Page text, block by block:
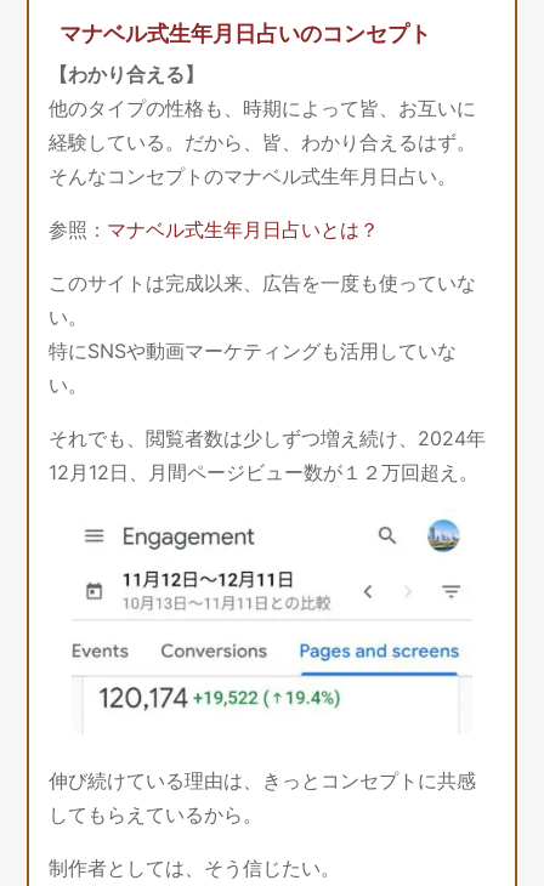
マナベル式生年月日占いのコンセプト
【わかり合える】
他のタイプの性格も、時期によって皆、お互いに
経験している。だから、皆、わかり合えるはず。
そんなコンセプトのマナベル式生年月日占い。
参照： マナベル式生年月日占いとは？
このサイトは完成以来、広告を一度も使っていな
い。
特にSNSや動画マーケティングも活用していな
い。
それでも、閲覧者数は少しずつ増え続け、2024年
12月12日、月間ページビュー数が１２万回超え。
伸び続けている理由は、きっとコンセプトに共感
してもらえているから。
制作者としては、そう信じたい。